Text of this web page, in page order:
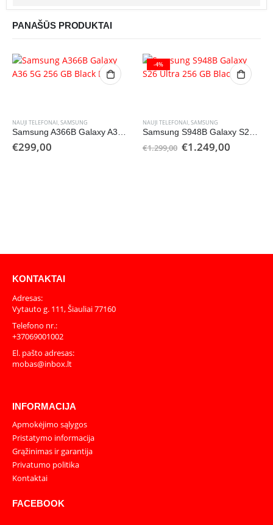
PANAŠŪS PRODUKTAI
NAUJI TELEFONAI,SAMSUNG
Samsung A366B Galaxy A36 5G 256 GB Black DS
€299,00
-4%
NAUJI TELEFONAI,SAMSUNG
Samsung S948B Galaxy S26 Ultra 256 GB Black DS
€1.299,00 Original
€1.249,00Current
KONTAKTAI
Adresas:
Vytauto g. 111, Šiauliai 77160
Telefono nr.:
+37069001002
El. pašto adresas:
mobas@inbox.lt
INFORMACIJA
Apmokėjimo sąlygos
Pristatymo informacija
Grąžinimas ir garantija
Privatumo politika
Kontaktai
FACEBOOK